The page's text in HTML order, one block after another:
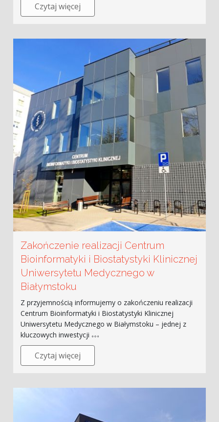
Czytaj więcej
Zakończenie realizacji Centrum
Bioinformatyki i Biostatystyki Klinicznej
Uniwersytetu Medycznego w
Białymstoku
Z przyjemnością informujemy o zakończeniu realizacji
Centrum Bioinformatyki i Biostatystyki Klinicznej
Uniwersytetu Medycznego w Białymstoku – jednej z
kluczowych inwestycji
Czytaj więcej